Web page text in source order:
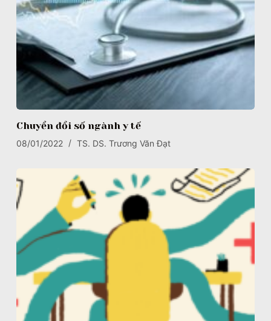
Chuyển đổi số ngành y tế
08/01/2022 TS. DS. Trương Văn Đạt